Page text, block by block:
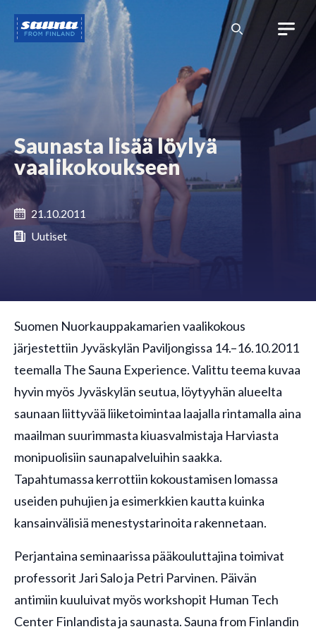
sisältöön
Sauna
from
Saunasta lisää löylyä
vaalikokoukseen
21.10.2011
Uutiset
Suomen Nuorkauppakamarien vaalikokous
järjestettiin Jyväskylän Paviljongissa 14.–16.10.2011
teemalla The Sauna Experience. Valittu teema kuvaa
hyvin myös Jyväskylän seutua, löytyyhän alueelta
saunaan liittyvää liiketoimintaa laajalla rintamalla aina
maailman suurimmasta kiuasvalmistaja Harviasta
monipuolisiin saunapalveluihin saakka.
Tapahtumassa kerrottiin kokoustamisen lomassa
useiden puhujien ja esimerkkien kautta kuinka
kansainvälisiä menestystarinoita rakennetaan.
Perjantaina seminaarissa pääkouluttajina toimivat
professorit Jari Salo ja Petri Parvinen. Päivän
antimiin kuuluivat myös workshopit Human Tech
Center Finlandista ja saunasta. Sauna from Finlandin